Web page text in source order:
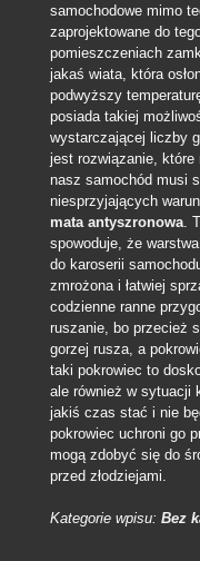
samochodowe mimo
zaprojektowane do
pomieszczeniach
jakaś wiata, która
podwyższy
posiada takiej
wystarczającej liczby
jest rozwiązanie,
nasz samochód musi
niesprzyjających
mata antyszronowa.
spowoduje, że
do karoserii
zmrożona i łatwiej
codzienne ranne
ruszanie, bo przecież
gorzej rusza, a
taki pokrowiec to
ale również w sytuacji
jakiś czas stać i nie
pokrowiec uchroni go
mogą zdobyć się do
przed złodziejami.
Kategorie wpisu: Bez